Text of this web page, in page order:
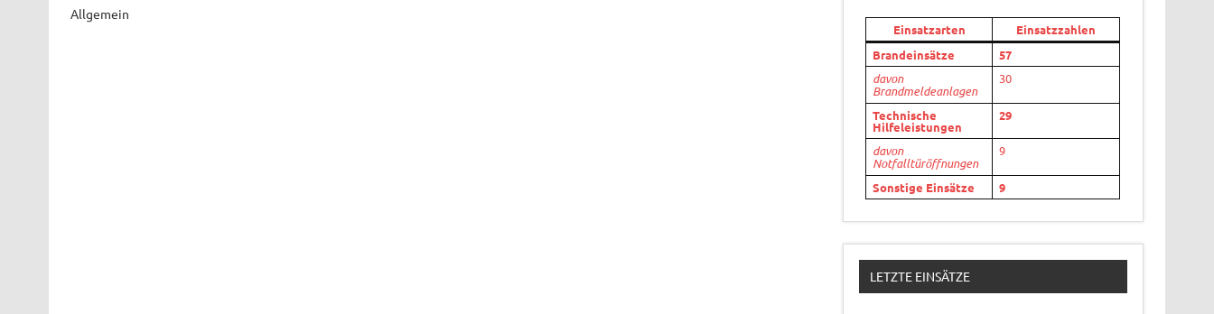
Allgemein
Einsatzarten
Einsatzzahlen
Brandeinsätze
57
davon
Brandmeldeanlagen
30
Technische
Hilfeleistungen
29
davon
Notfalltüröffnungen
9
Sonstige Einsätze 9
LETZTE EINSÄTZE